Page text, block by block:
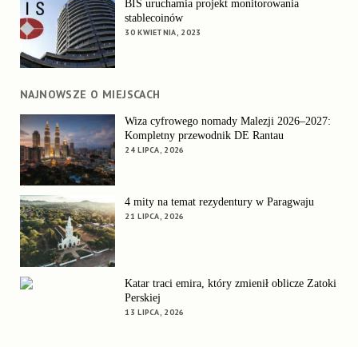
BIS uruchamia projekt monitorowania
stablecoinów
30 KWIETNIA, 2023
NAJNOWSZE O MIEJSCACH
Wiza cyfrowego nomady Malezji 2026–2027:
Kompletny przewodnik DE Rantau
24 LIPCA, 2026
4 mity na temat rezydentury w Paragwaju
21 LIPCA, 2026
Katar traci emira, który zmienił oblicze Zatoki
Perskiej
13 LIPCA, 2026